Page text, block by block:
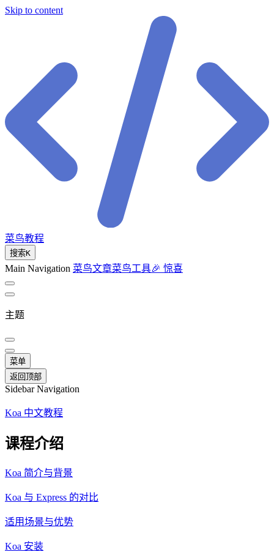
Skip to content
菜鸟教程
搜索K
Main Navigation 菜鸟文章菜鸟工具🎉 惊喜
主题
菜单
返回顶部
Sidebar Navigation
Koa 中文教程
课程介绍
Koa 简介与背景
Koa 与 Express 的对比
适用场景与优势
Koa 安装